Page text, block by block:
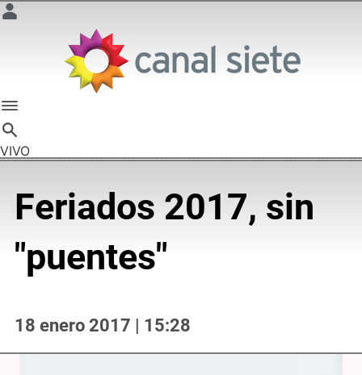
VIVO
Feriados 2017, sin
"puentes"
18 enero 2017 | 15:28